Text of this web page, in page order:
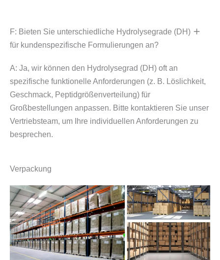
F: Bieten Sie unterschiedliche Hydrolysegrade (DH)
für kundenspezifische Formulierungen an?
A: Ja, wir können den Hydrolysegrad (DH) oft an
spezifische funktionelle Anforderungen (z. B. Löslichkeit,
Geschmack, Peptidgrößenverteilung) für
Großbestellungen anpassen. Bitte kontaktieren Sie unser
Vertriebsteam, um Ihre individuellen Anforderungen zu
besprechen.
Verpackung